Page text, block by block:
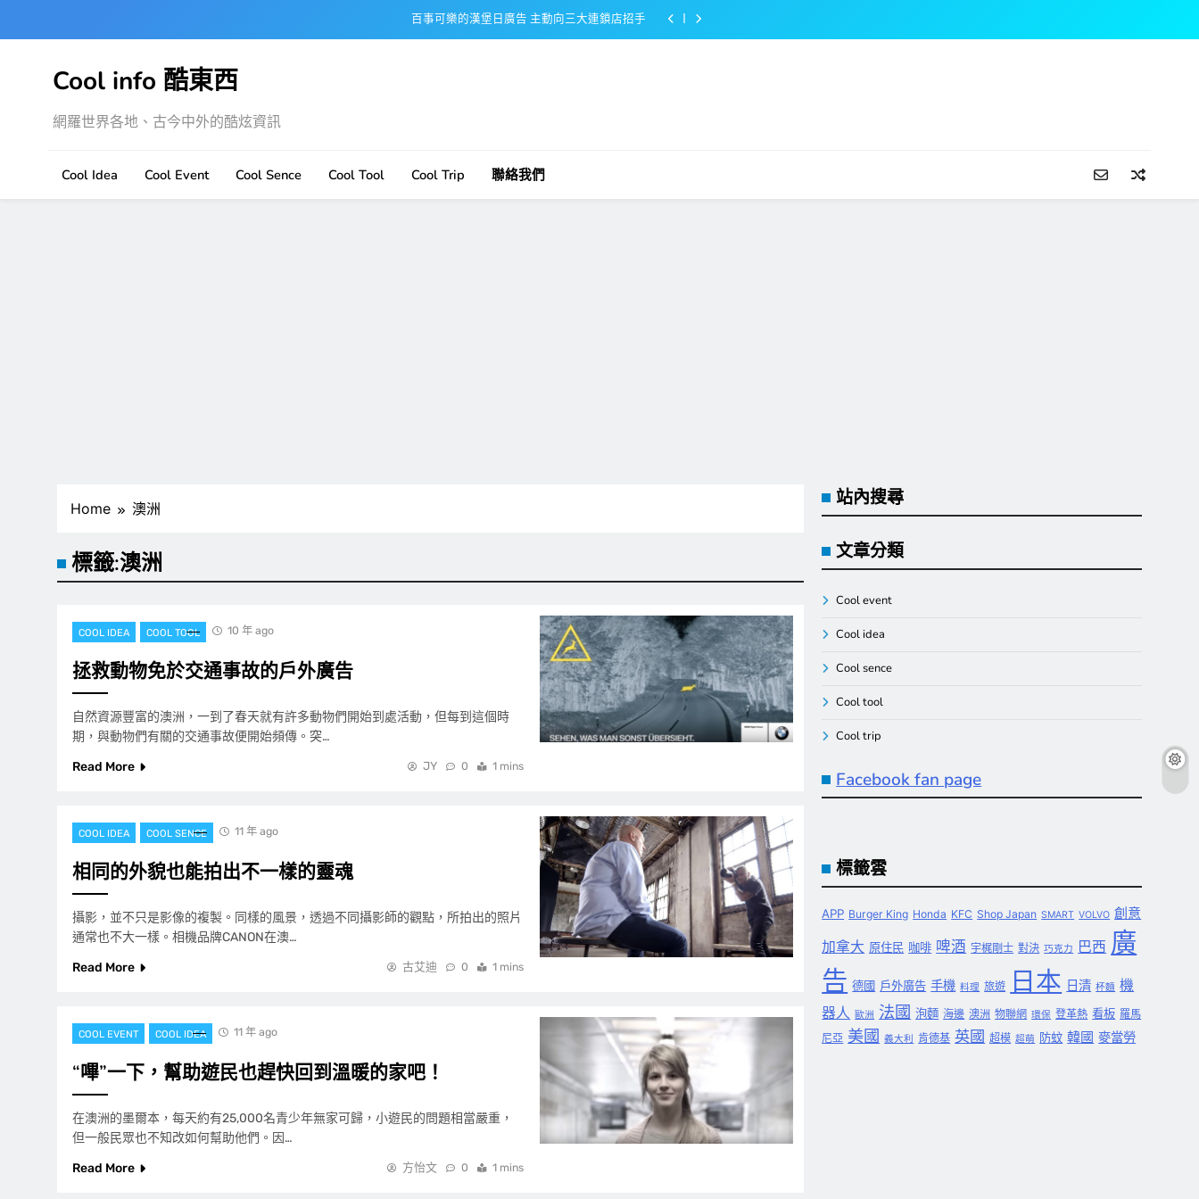
百事可樂的漢堡日廣告 主動向三大連鎖店招手
百事可樂的漢堡日廣告 主動向三大連鎖店招手
Cool info 酷東西
網羅世界各地、古今中外的酷炫資訊
Cool Idea Cool Event Cool Sence Cool Tool Cool Trip 聯絡我們
Home 澳洲
標籤:澳洲
COOL IDEA COOL TOOL 10 年 ago
拯救動物免於交通事故的戶外廣告
自然資源豐富的澳洲，一到了春天就有許多動物們開始到處活動，但每到這個時
期，與動物們有關的交通事故便開始頻傳。突…
Read More
JY 0 1 mins
COOL IDEA COOL SENCE 11 年 ago
相同的外貌也能拍出不一樣的靈魂
攝影，並不只是影像的複製。同樣的風景，透過不同攝影師的觀點，所拍出的照片
通常也不大一樣。相機品牌CANON在澳…
Read More
古艾迪 0 1 mins
COOL EVENT COOL IDEA 11 年 ago
“嗶”一下，幫助遊民也趕快回到溫暖的家吧！
在澳洲的墨爾本，每天約有25,000名青少年無家可歸，小遊民的問題相當嚴重，
但一般民眾也不知改如何幫助他們。因…
Read More
方怡文 0 1 mins
站內搜尋
文章分類
Cool event
Cool idea
Cool sence
Cool tool
Cool trip
Facebook fan page
標籤雲
APP Burger King Honda KFC Shop Japan SMART VOLVO 創意
加拿大 原住民 咖啡 啤酒 宇梶剛士 對決 巧克力 巴西 廣
告 德國 戶外廣告 手機 料理 旅遊 日本 日清 杯麵 機
器人 歐洲 法國 泡麵 海邊 澳洲 物聯網 環保 登革熱 看板 羅馬
尼亞 美國 義大利 肯德基 英國 超模 超萌 防蚊 韓國 麥當勞